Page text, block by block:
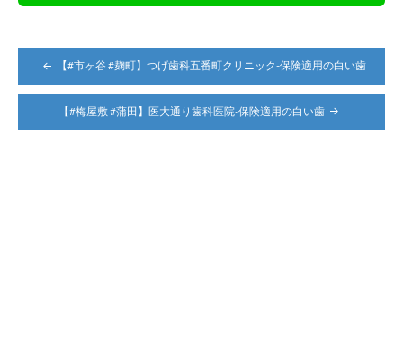
稿
ビ
【#市ヶ谷 #麹町】つげ歯科五番町クリニック-保険適用の白い歯
【#梅屋敷 #蒲田】医大通り歯科医院-保険適用の白い歯